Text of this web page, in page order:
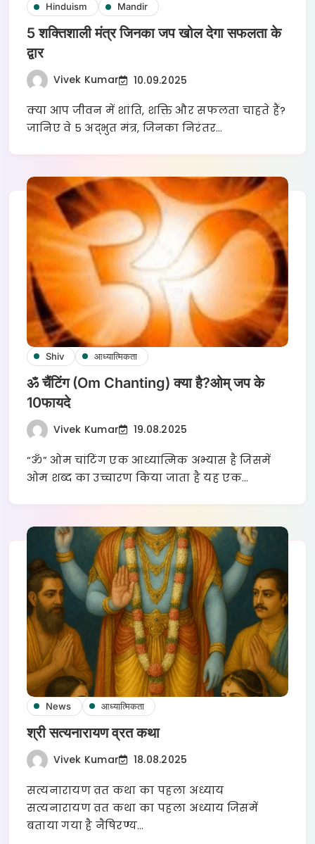
Hinduism Mandir
5 शक्तिशाली मंत्र जिनका जप खोल देगा सफलता के
द्वार
Vivek Kumar 10.09.2025
क्या आप जीवन में शांति, शक्ति और सफलता चाहते हैं?
जानिए वे 5 अद्भुत मंत्र, जिनका निरंतर…
Shiv आध्यात्मिकता
ॐ चैंटिंग (Om Chanting) क्या है?ओम् जप के
10फायदे
Vivek Kumar 19.08.2025
“ॐ” ओम चांटिंग एक आध्यात्मिक अभ्यास है जिसमें
ओम शब्द का उच्चारण किया जाता है यह एक…
News आध्यात्मिकता
श्री सत्यनारायण व्रत कथा
Vivek Kumar 18.08.2025
सत्यनारायण व्रत कथा का पहला अध्याय
सत्यनारायण व्रत कथा का पहला अध्याय जिसमें
बताया गया है नैषिरण्य…